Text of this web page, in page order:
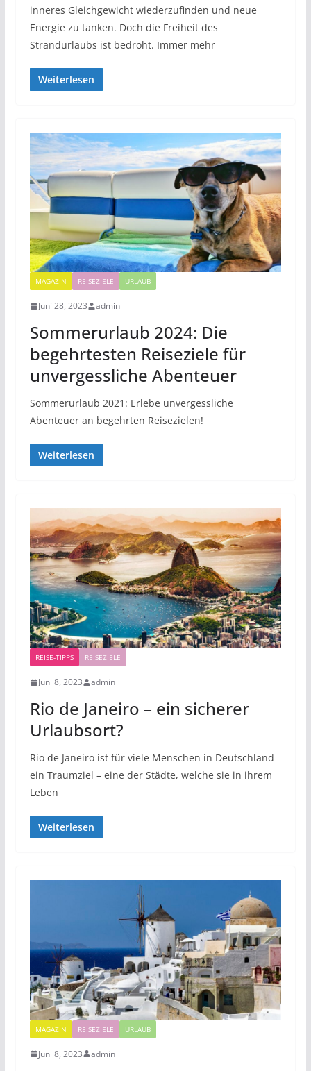
inneres Gleichgewicht wiederzufinden und neue
Energie zu tanken. Doch die Freiheit des
Strandurlaubs ist bedroht. Immer mehr
Weiterlesen
MAGAZIN REISEZIELE URLAUB
Juni 28, 2023 admin
Sommerurlaub 2024: Die
begehrtesten Reiseziele für
unvergessliche Abenteuer
Sommerurlaub 2021: Erlebe unvergessliche
Abenteuer an begehrten Reisezielen!
Weiterlesen
REISE-TIPPS REISEZIELE
Juni 8, 2023 admin
Rio de Janeiro – ein sicherer
Urlaubsort?
Rio de Janeiro ist für viele Menschen in Deutschland
ein Traumziel – eine der Städte, welche sie in ihrem
Leben
Weiterlesen
MAGAZIN REISEZIELE URLAUB
Juni 8, 2023 admin